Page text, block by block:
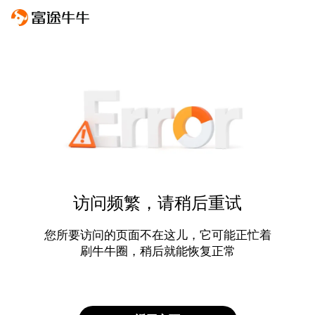
访问频繁，请稍后重试
您所要访问的页面不在这儿，它可能正忙着
刷牛牛圈，稍后就能恢复正常